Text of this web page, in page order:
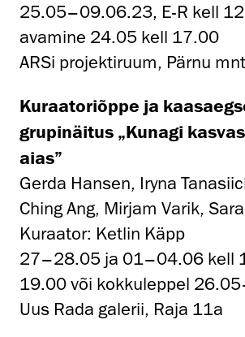
25.05–09.06.23, E-R kell
avamine 24.05 kell 17.00
ARSi projektiruum, Pärnu
Kuraatoriõppe ja
grupinäitus „Kunagi
aias”
Gerda Hansen, Iryna
Ching Ang, Mirjam Varik,
Kuraator: Ketlin Käpp
27–28.05 ja 01–04.06 kell
19.00 või kokkuleppel
Uus Rada galerii, Raja 11a